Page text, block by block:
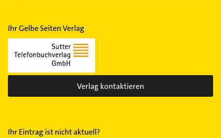
Ihr Gelbe Seiten Verlag
Verlag kontaktieren
Ihr Eintrag ist nicht aktuell?